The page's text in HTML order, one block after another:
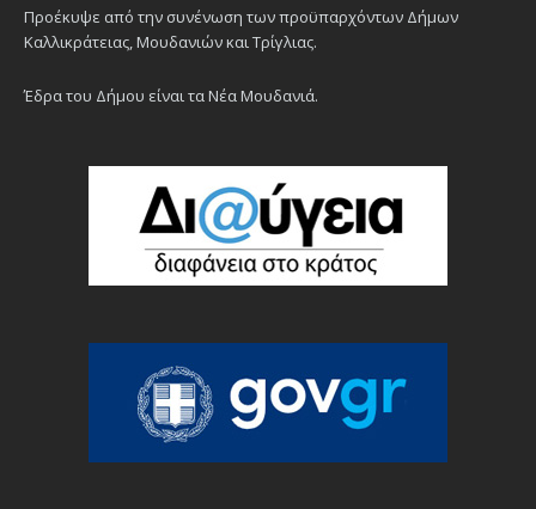
Προέκυψε από την συνένωση των προϋπαρχόντων Δήμων
Καλλικράτειας, Μουδανιών και Τρίγλιας.
Έδρα του Δήμου είναι τα Νέα Μουδανιά.